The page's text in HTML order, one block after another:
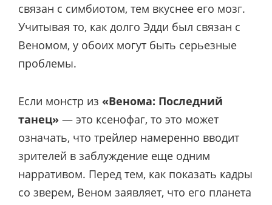
связан с симбиотом, тем вкуснее его мозг.
Учитывая то, как долго Эдди был связан с
Веномом, у обоих могут быть серьезные
проблемы.
Если монстр из «Венома: Последний
танец» — это ксенофаг, то это может
означать, что трейлер намеренно вводит
зрителей в заблуждение еще одним
нарративом. Перед тем, как показать кадры
со зверем, Веном заявляет, что его планета